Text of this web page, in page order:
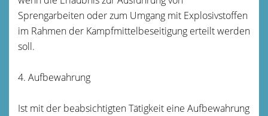
Sprengarbeiten oder zum Umgang mit Explosivstoffen
im Rahmen der Kampfmittelbeseitigung erteilt werden
soll.
4. Aufbewahrung
Ist mit der beabsichtigten Tätigkeit eine Aufbewahrung